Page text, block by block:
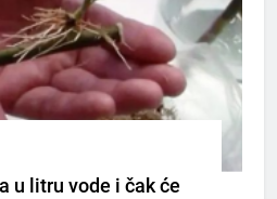
u litru vode i čak će